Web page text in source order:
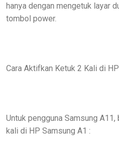
hanya dengan mengetuk layar
tombol power.
Cara Aktifkan Ketuk 2 Kali di
Untuk pengguna Samsung
kali di HP Samsung A1 :